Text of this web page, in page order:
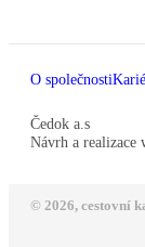
O společnosti
Čedok a.s
Návrh a realizace
© 2026, cestovní